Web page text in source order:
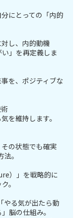
にとっての「内的
し、内的動機
」を再定義しま
を、ポジティブな
を維持します。
その状態でも確実
。
）」を戦略的に
。
やる気が出たら動
脳の仕組み。